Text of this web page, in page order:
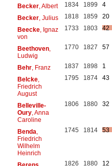
Becker, Albert 1834 1899
4
Becker, Julius 1818 1859
20
Beecke, Ignaz
von
1733 1803 42
Beethoven,
Ludwig
1770 1827 57
Behr, Franz 1837 1898
1
Belcke,
Friedrich
August
1795 1874 43
Belleville-
Oury, Anna
Caroline
1806 1880 32
Benda
Friedrich
Wilhelm
Heinrich
1745 1814 53
1826 1880 12